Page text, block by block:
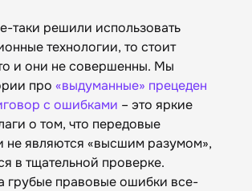
таки решили использовать
технологии, то стоит
и они не совершенны. Мы
про «выдуманные» прецеден
с ошибками – это яркие
о том, что передовые
не являются «высшим разумом»,
в тщательной проверке.
грубые правовые ошибки все-